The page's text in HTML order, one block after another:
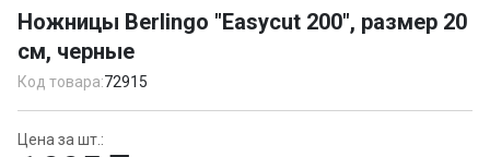
of
2
Ножницы Berlingo "Easycut 200", размер 20
см, черные
Код товара:72915
Цена за шт.: